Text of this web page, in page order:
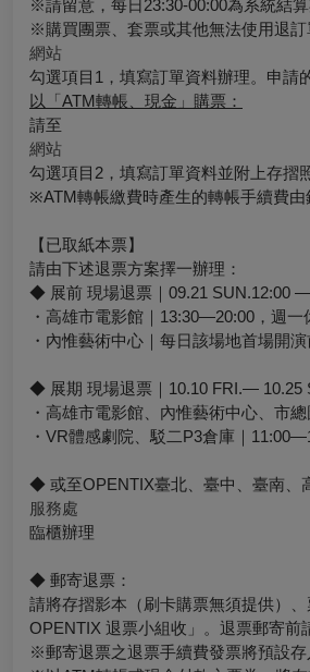
※請留意，每日23:30-00:00為系統結
※購買團票、套票或其他無法使用退訂
網站
勾選項目1，填寫訂單資料辦理。申請
以「ATM轉帳、現金」購票：
請至
網站
勾選項目2，填寫訂單資料並附上存摺
※ATM轉帳繳費時產生的轉帳手續費由
【已取紙本票】
請由下述退票方案擇一辦理：
◆ 展前 現場退票｜09.21 SUN.12:00
・高雄市電影館｜13:30—20:00，週一
・內惟藝術中心｜每日該場地首場開
◆ 展期 現場退票｜10.10 FRI.— 10.25
・高雄市電影館、內惟藝術中心、市
・VR體感劇院、駁二P3倉庫｜
◆ 或至OPENTIX臺北、臺中、臺南、
服務處
臨櫃辦理
◆ 郵寄退票：
請將存摺影本（刷卡購票無須提供）
OPENTIX 退票小組收」。退票郵寄前
※郵寄退票之退票手續費發票將預設存